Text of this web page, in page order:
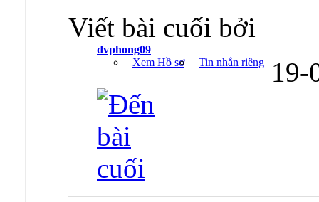
Viết bài cuối bởi
dvphong09
Xem Hồ sơ
Tin nhắn riêng